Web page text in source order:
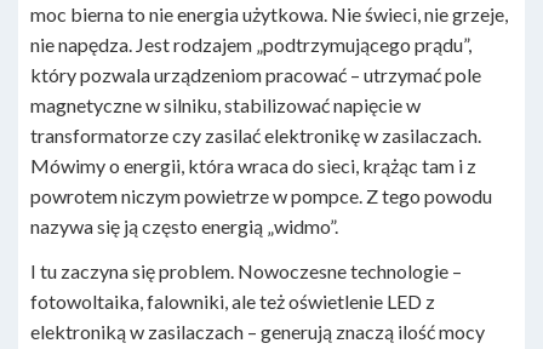
moc bierna to nie energia użytkowa. Nie świeci, nie grzeje,
nie napędza. Jest rodzajem „podtrzymującego prądu”,
który pozwala urządzeniom pracować – utrzymać pole
magnetyczne w silniku, stabilizować napięcie w
transformatorze czy zasilać elektronikę w zasilaczach.
Mówimy o energii, która wraca do sieci, krążąc tam i z
powrotem niczym powietrze w pompce. Z tego powodu
nazywa się ją często energią „widmo”.
I tu zaczyna się problem. Nowoczesne technologie –
fotowoltaika, falowniki, ale też oświetlenie LED z
elektroniką w zasilaczach – generują znaczą ilość mocy